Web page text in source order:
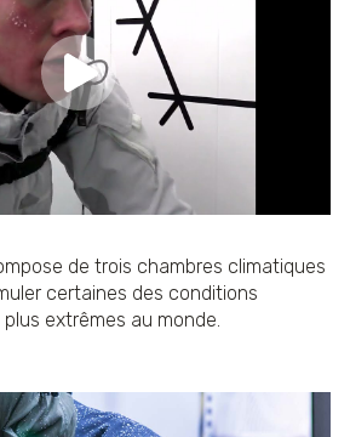
de trois chambres climatiques
certaines des conditions
extrêmes au monde.